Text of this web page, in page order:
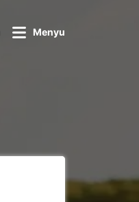
Menyu